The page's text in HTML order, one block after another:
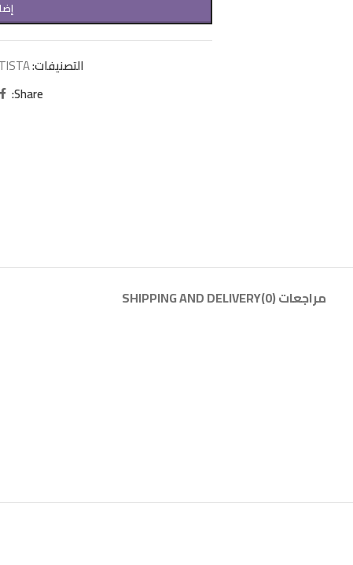
التصنيفات:
Share:
مراجعات (0) SHIPPING AND DELIVERY